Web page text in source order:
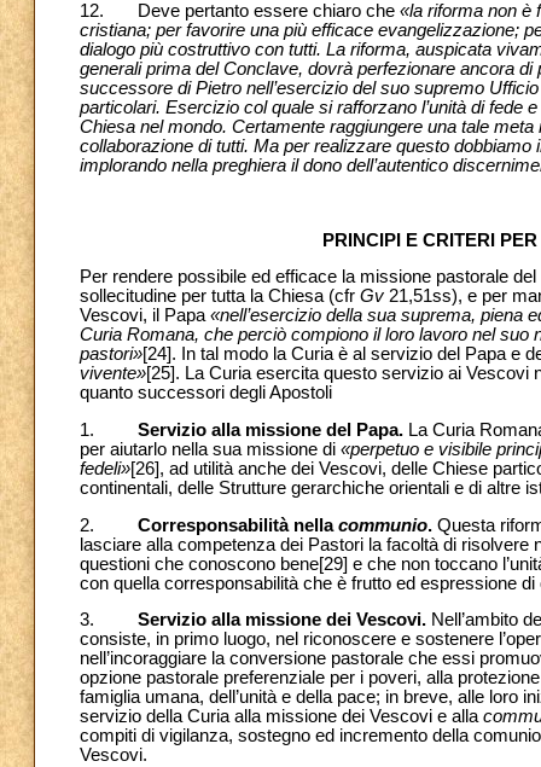
12. Deve pertanto essere chiaro che «la riforma non è
cristiana; per favorire una più efficace evangelizzazione;
dialogo più costruttivo con tutti. La riforma, auspicata
generali prima del Conclave, dovrà perfezionare ancora
successore di Pietro nell’esercizio del suo supremo
particolari. Esercizio col quale si rafforzano l’unità di fede
Chiesa nel mondo. Certamente raggiungere una tale
collaborazione di tutti. Ma per realizzare questo
implorando nella preghiera il dono dell’autentico
PRINCIPI E CRITERI
Per rendere possibile ed efficace la missione pastorale
sollecitudine per tutta la Chiesa (cfr Gv 21,51ss), e per
Vescovi, il Papa«nell’esercizio della sua suprema, piena
Curia Romana, che perciò compiono il loro lavoro nel
pastori»[24]. In tal modo la Curia è al servizio del Papa e
vivente»[25]. La Curia esercita questo servizio ai Vescovi
quanto successori degli Apostoli
1. Servizio alla missione del Papa. La Curia
per aiutarlo nella sua missione di «perpetuo e visibile
fedeli»[26], ad utilità anche dei Vescovi, delle Chiese
continentali, delle Strutture gerarchiche orientali e di altre
2. Corresponsabilità nellacommunio. Questa
lasciare alla competenza dei Pastori la facoltà di risolvere
questioni che conoscono bene[29] e che non toccano
con quella corresponsabilità che è frutto ed espressione
3. Servizio alla missione dei Vescovi. Nell’ambito
consiste, in primo luogo, nel riconoscere e sostenere
nell’incoraggiare la conversione pastorale che essi
opzione pastorale preferenziale per i poveri, alla
famiglia umana, dell’unità e della pace; in breve, alle loro
servizio della Curia alla missione dei Vescovi e alla
compiti di vigilanza, sostegno ed incremento della
Vescovi.